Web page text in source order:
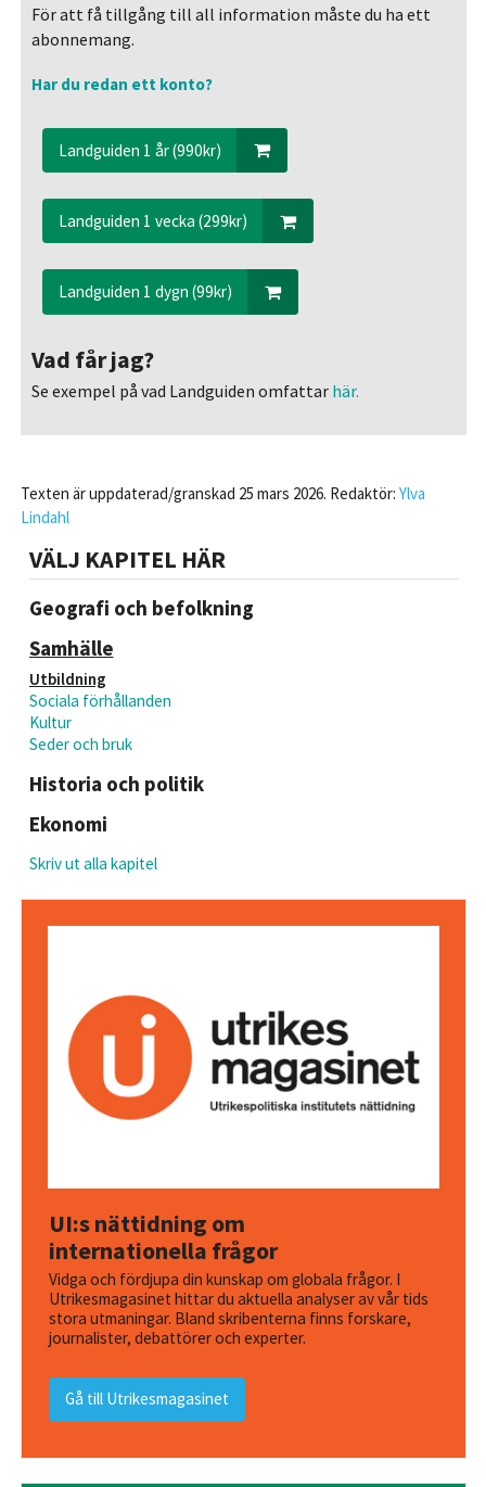
För att få tillgång till all information måste du ha ett
abonnemang.
Har du redan ett konto?
Landguiden 1 år (990kr)
Landguiden 1 vecka (299kr)
Landguiden 1 dygn (99kr)
Vad får jag?
Se exempel på vad Landguiden omfattarhär.
Texten är uppdaterad/granskad 25 mars 2026. Redaktör: Ylva
Lindahl
VÄLJ KAPITEL HÄR
Geografi och befolkning
Samhälle
Utbildning
Sociala förhållanden
Kultur
Seder och bruk
Historia och politik
Ekonomi
Skriv ut alla kapitel
UI:s nättidning om
internationella frågor
Vidga och fördjupa din kunskap om globala frågor. I
Utrikesmagasinet hittar du aktuella analyser av vår tids
stora utmaningar. Bland skribenterna finns forskare,
journalister, debattörer och experter.
Gå till Utrikesmagasinet